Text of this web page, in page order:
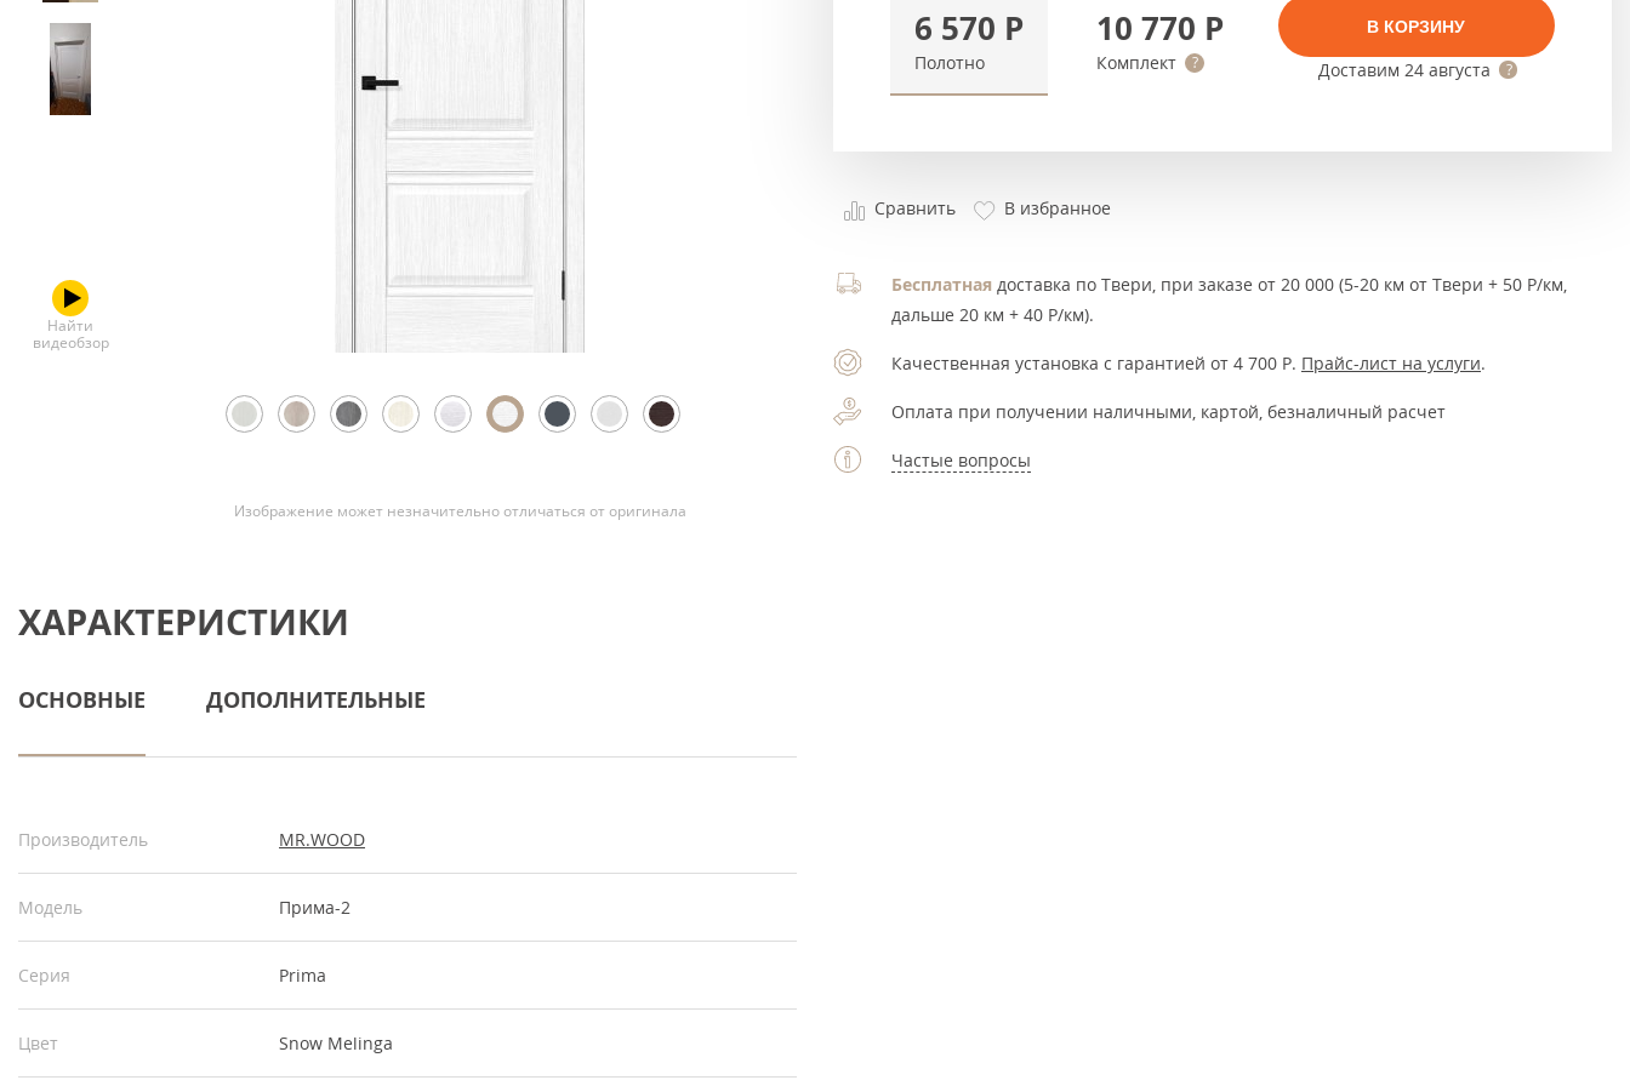
Скрытые
Серый цвет
Найти
видеобзор
Изображение может незначительно отличаться от оригинала
ХАРАКТЕРИСТИКИ
ОСНОВНЫЕ ДОПОЛНИТЕЛЬНЫЕ
Производитель MR.WOOD
Модель Прима-2
Серия Prima
Цвет Snow Melinga
6 570 Р
Полотно
10 770 Р
Комплект
В КОРЗИНУ
Доставим24 августа
Сравнить В избранное
Бесплатная доставка по Твери, при заказе от 20 000 (5-20 км от Твери + 50 Р/км,
дальше 20 км + 40 Р/км).
Качественная установка с гарантией от 4 700 Р. Прайс-лист на услуги.
Оплата при получении наличными, картой, безналичный расчет
Частые вопросы